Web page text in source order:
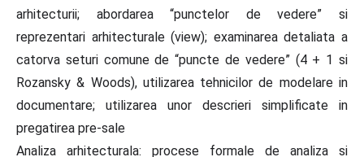
arhitecturii; abordarea “punctelor de vedere” si
reprezentari arhitecturale (view); examinarea detaliata a
catorva seturi comune de “puncte de vedere” (4 + 1 si
Rozansky & Woods), utilizarea tehnicilor de modelare in
documentare; utilizarea unor descrieri simplificate in
pregatirea pre-sale
Analiza arhitecturala: procese formale de analiza si